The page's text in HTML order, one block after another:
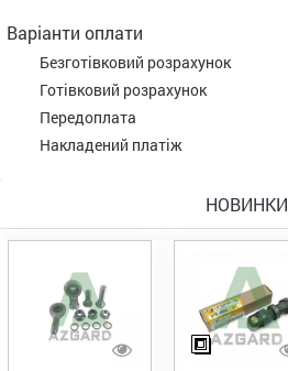
Варіанти оплати
Безготівковий розрахунок
Готівковий розрахунок
Передоплата
Накладений платіж
НОВИНКИ